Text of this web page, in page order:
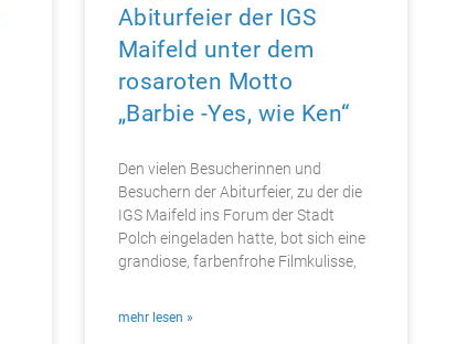
Abiturfeier der IGS
Maifeld unter dem
rosaroten Motto
„Barbie -Yes, wie Ken“
Den vielen Besucherinnen und
Besuchern der Abiturfeier, zu der die
IGS Maifeld ins Forum der Stadt
Polch eingeladen hatte, bot sich eine
grandiose, farbenfrohe Filmkulisse,
mehr lesen »